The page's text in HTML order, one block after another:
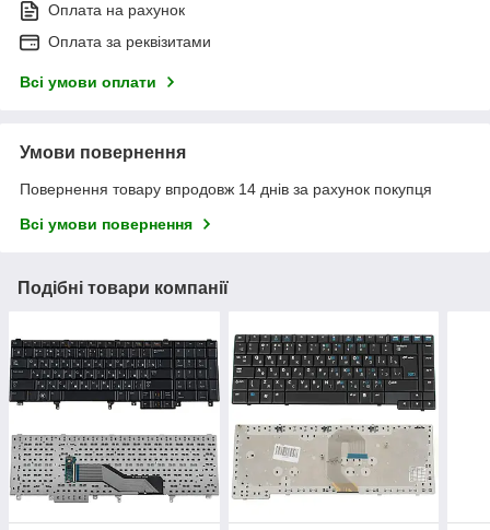
Оплата на рахунок
Оплата за реквізитами
Всі умови оплати
Умови повернення
Повернення товару впродовж 14 днів за рахунок покупця
Всі умови повернення
Подібні товари компанії